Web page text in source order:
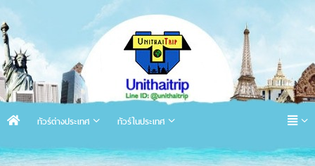
ทัวร์ต่างประเทศ ทัวร์ในประเทศ